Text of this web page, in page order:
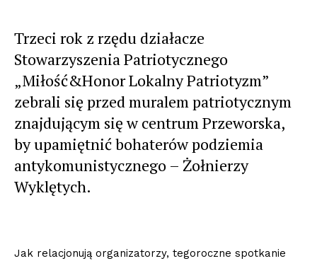
Trzeci rok z rzędu działacze
Stowarzyszenia Patriotycznego
„Miłość&Honor Lokalny Patriotyzm”
zebrali się przed muralem patriotycznym
znajdującym się w centrum Przeworska,
by upamiętnić bohaterów podziemia
antykomunistycznego – Żołnierzy
Wyklętych.
Jak relacjonują organizatorzy, tegoroczne spotkanie